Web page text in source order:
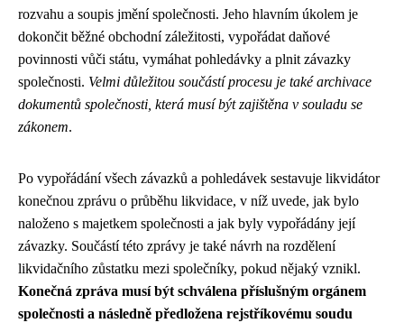
rozvahu a soupis jmění společnosti. Jeho hlavním úkolem je
dokončit běžné obchodní záležitosti, vypořádat daňové
povinnosti vůči státu, vymáhat pohledávky a plnit závazky
společnosti. Velmi důležitou součástí procesu je také archivace
dokumentů společnosti, která musí být zajištěna v souladu se
zákonem.
Po vypořádání všech závazků a pohledávek sestavuje likvidátor
konečnou zprávu o průběhu likvidace, v níž uvede, jak bylo
naloženo s majetkem společnosti a jak byly vypořádány její
závazky. Součástí této zprávy je také návrh na rozdělení
likvidačního zůstatku mezi společníky, pokud nějaký vznikl.
Konečná zpráva musí být schválena příslušným orgánem
společnosti a následně předložena rejstříkovému soudu